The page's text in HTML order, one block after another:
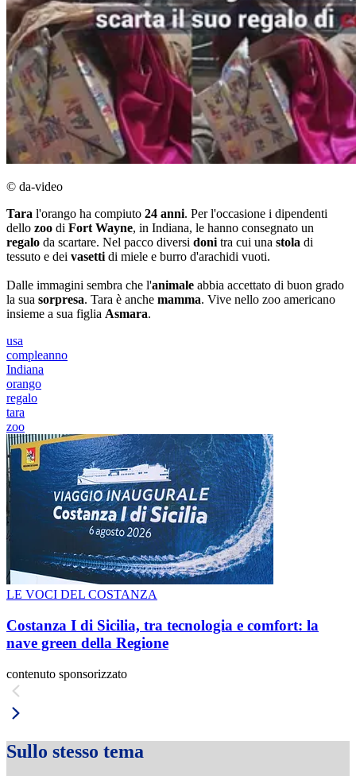
© da-video
Tara l'orango ha compiuto 24 anni. Per l'occasione i dipendenti
dello zoo di Fort Wayne, in Indiana, le hanno consegnato un
regalo da scartare. Nel pacco diversi doni tra cui una stola di
tessuto e dei vasetti di miele e burro d'arachidi vuoti.
Dalle immagini sembra che l'animale abbia accettato di buon grado
la sua sorpresa. Tara è anche mamma. Vive nello zoo americano
insieme a sua figlia Asmara.
usa
compleanno
Indiana
orango
regalo
tara
zoo
LE VOCI DEL COSTANZA
Costanza I di Sicilia, tra tecnologia e comfort: la
nave green della Regione
contenuto sponsorizzato
Sullo stesso tema